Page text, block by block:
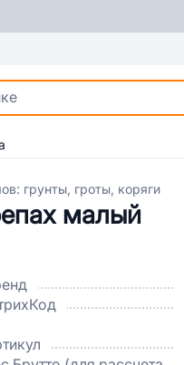
грунты, гроты, коряги
малый